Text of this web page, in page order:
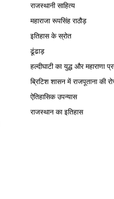
राजस्थानी साहित्य
महाराजा रूपसिंह राठौड़
इतिहास के स्रोत
ढूंढाड़
हल्दीघाटी का युद्ध और महाराणा
ब्रिटिश शासन में राजपूताना की
ऐतिहासिक उपन्यास
राजस्थान का इतिहास